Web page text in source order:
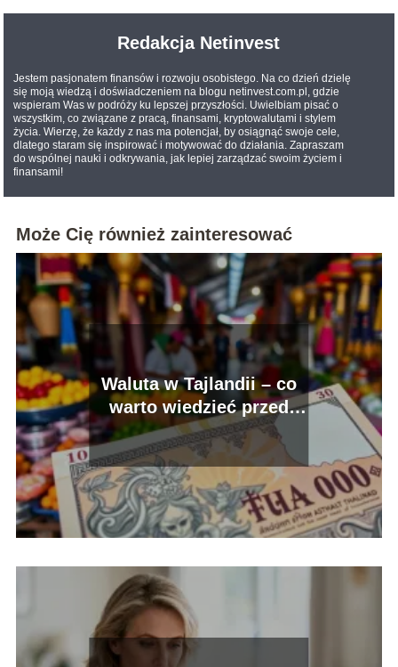
Redakcja Netinvest
Jestem pasjonatem finansów i rozwoju osobistego. Na co dzień dzielę
się moją wiedzą i doświadczeniem na blogu netinvest.com.pl, gdzie
wspieram Was w podróży ku lepszej przyszłości. Uwielbiam pisać o
wszystkim, co związane z pracą, finansami, kryptowalutami i stylem
życia. Wierzę, że każdy z nas ma potencjał, by osiągnąć swoje cele,
dlatego staram się inspirować i motywować do działania. Zapraszam
do wspólnej nauki i odkrywania, jak lepiej zarządzać swoim życiem i
finansami!
Może Cię również zainteresować
Waluta w Tajlandii – co
warto wiedzieć przed
podróżą?